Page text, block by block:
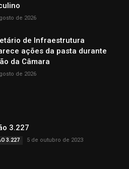
de 2026
de Infraestrutura
ações da pasta durante
da Câmara
de 2026
3.227
3.227 5 de outubro de 2023